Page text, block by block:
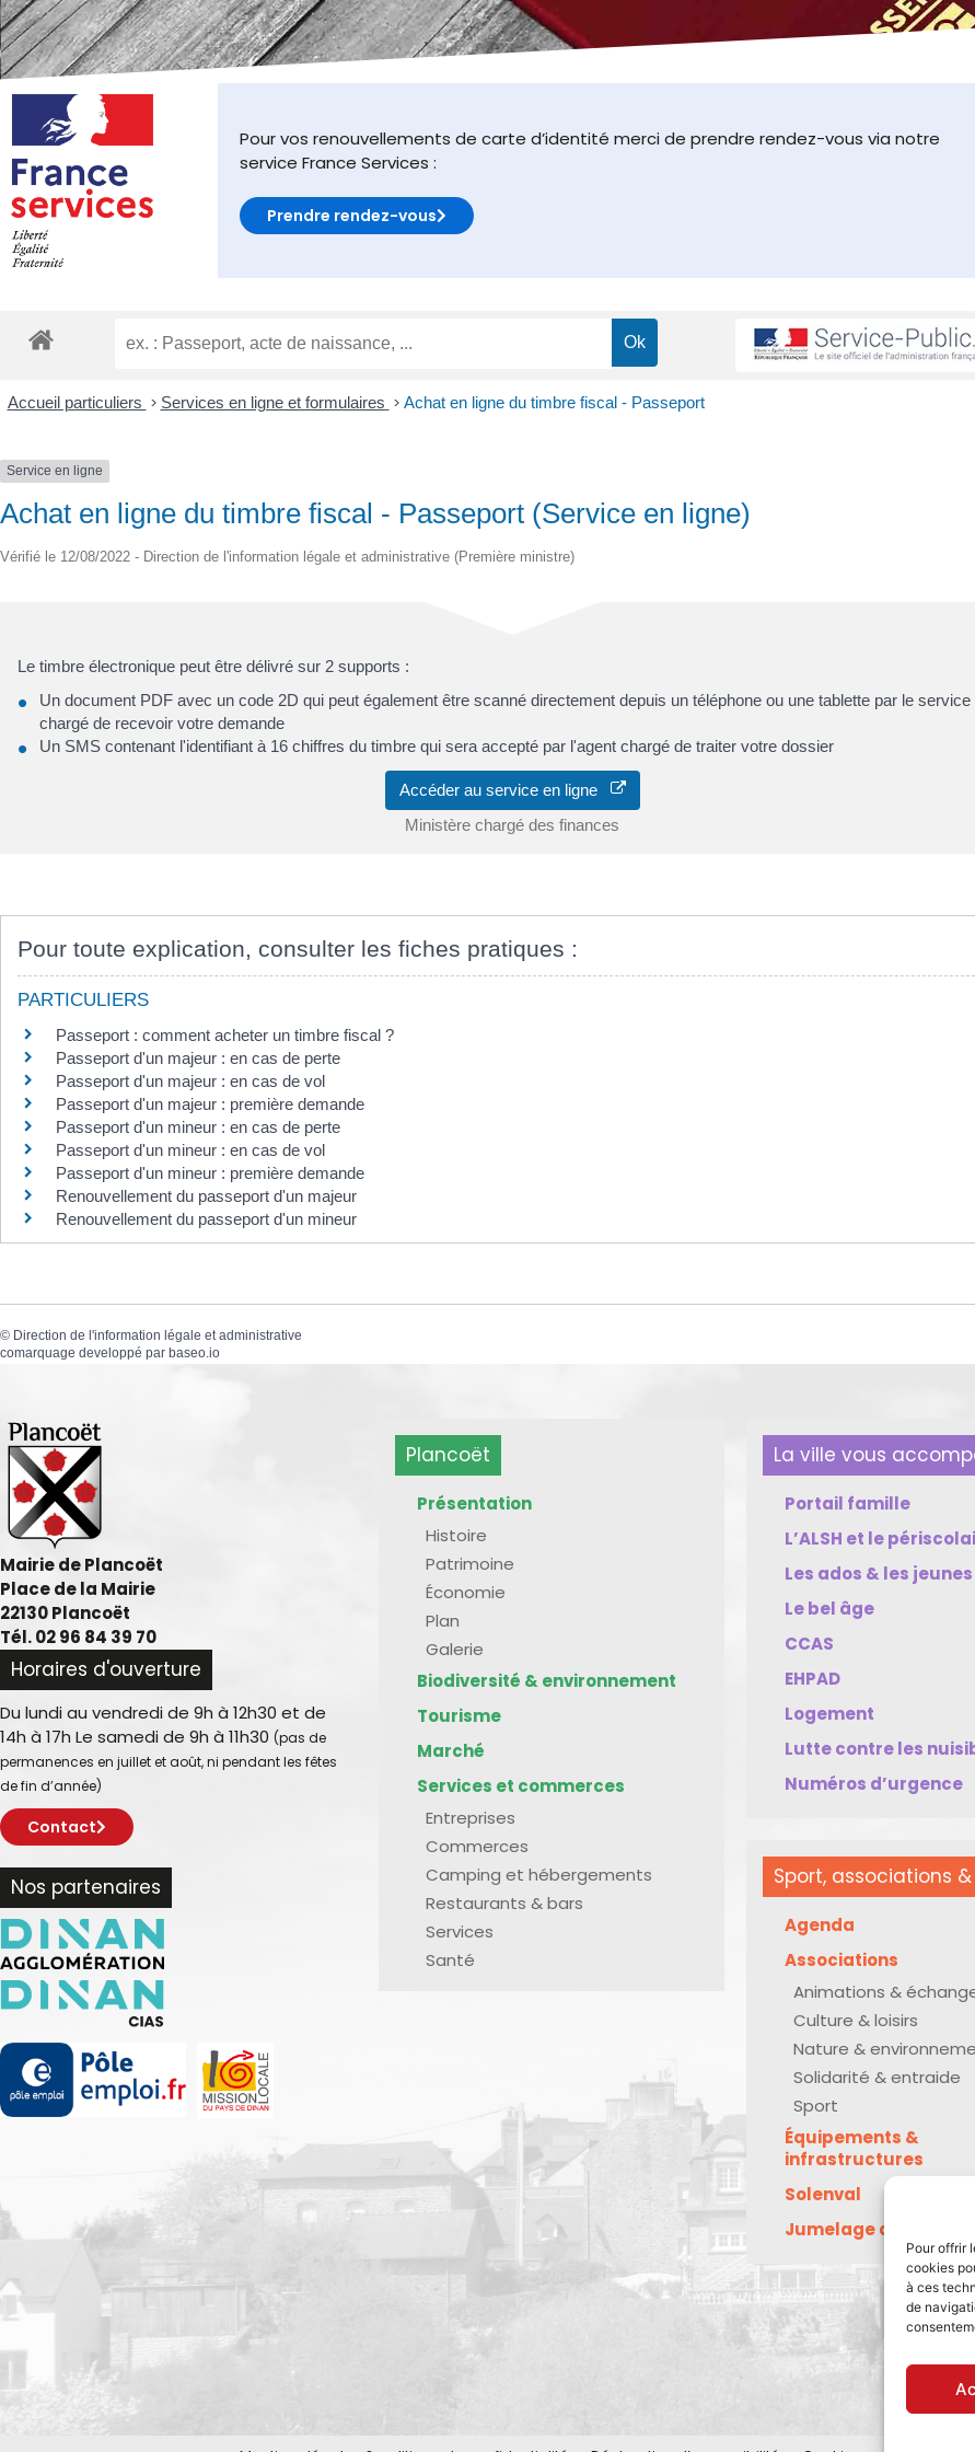
qui
utilisent
un
lecteur
d'écran ;
Appuyez
sur
Ctrl-
F10
pour
ouvrir
d'accessibilité.
Pour offrir
cookies
à ces
de
Pour vos renouvellements de carte d’identité merci de prendre rendez-vous via notre
service France Services :
Prendre rendez-vous
Accueil particuliers > Services en ligne et formulaires > Achat en ligne du timbre fiscal - Passeport
Service en ligne
Achat en ligne du timbre fiscal - Passeport (Service en ligne)
Vérifié le 12/08/2022 - Direction de l'information légale et administrative (Première ministre)
Le timbre électronique peut être délivré sur 2 supports :
Un document PDF avec un code 2D qui peut également être scanné directement depuis un téléphone ou une tablette par le service
chargé de recevoir votre demande
Un SMS contenant l'identifiant à 16 chiffres du timbre qui sera accepté par l'agent chargé de traiter votre dossier
Accéder au service en ligne
Ministère chargé des finances
Pour toute explication, consulter les fiches pratiques :
PARTICULIERS
Passeport : comment acheter un timbre fiscal ?
Passeport d'un majeur : en cas de perte
Passeport d'un majeur : en cas de vol
Passeport d'un majeur : première demande
Passeport d'un mineur : en cas de perte
Passeport d'un mineur : en cas de vol
Passeport d'un mineur : première demande
Renouvellement du passeport d'un majeur
Renouvellement du passeport d'un mineur
© Direction de l'information légale et administrative
comarquage developpé par baseo.io
Mairie de Plancoët
Place de la Mairie
22130 Plancoët
Tél. 02 96 84 39 70
Horaires d'ouverture
Du lundi au vendredi de 9h à 12h30 et de
14h à 17h Le samedi de 9h à 11h30 (pas de
permanences en juillet et août, ni pendant les fêtes
de fin d’année)
Contact
Nos partenaires
Plancoët
Présentation
Histoire
Patrimoine
Économie
Plan
Galerie
Biodiversité & environnement
Tourisme
Marché
Services et commerces
Entreprises
Commerces
Camping et hébergements
Restaurants & bars
Services
Santé
La ville vous
Portail famille
L’ALSH et le
Les ados & les jeunes
Le bel âge
CCAS
EHPAD
Logement
Lutte contre les
Numéros d’urgence
Sport, associations
Agenda
Associations
Animations &
Culture & loisirs
Nature &
Solidarité & entraide
Sport
Équipements &
infrastructures
Solenval
Jumelage avec